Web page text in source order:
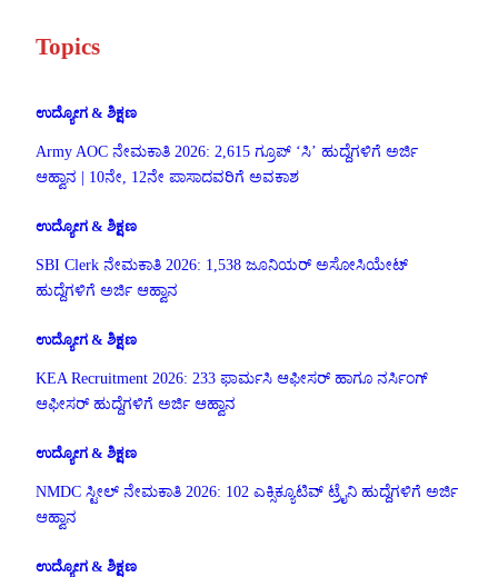
Topics
ಉದ್ಯೋಗ & ಶಿಕ್ಷಣ
Army AOC ನೇಮಕಾತಿ 2026: 2,615 ಗ್ರೂಪ್ ‘ಸಿ’ ಹುದ್ದೆಗಳಿಗೆ ಅರ್ಜಿ
ಆಹ್ವಾನ | 10ನೇ, 12ನೇ ಪಾಸಾದವರಿಗೆ ಅವಕಾಶ
ಉದ್ಯೋಗ & ಶಿಕ್ಷಣ
SBI Clerk ನೇಮಕಾತಿ 2026: 1,538 ಜೂನಿಯರ್ ಅಸೋಸಿಯೇಟ್
ಹುದ್ದೆಗಳಿಗೆ ಅರ್ಜಿ ಆಹ್ವಾನ
ಉದ್ಯೋಗ & ಶಿಕ್ಷಣ
KEA Recruitment 2026: 233 ಫಾರ್ಮಸಿ ಆಫೀಸರ್ ಹಾಗೂ ನರ್ಸಿಂಗ್
ಆಫೀಸರ್ ಹುದ್ದೆಗಳಿಗೆ ಅರ್ಜಿ ಆಹ್ವಾನ
ಉದ್ಯೋಗ & ಶಿಕ್ಷಣ
NMDC ಸ್ಟೀಲ್ ನೇಮಕಾತಿ 2026: 102 ಎಕ್ಸಿಕ್ಯೂಟಿವ್ ಟ್ರೈನಿ ಹುದ್ದೆಗಳಿಗೆ ಅರ್ಜಿ
ಆಹ್ವಾನ
ಉದ್ಯೋಗ & ಶಿಕ್ಷಣ